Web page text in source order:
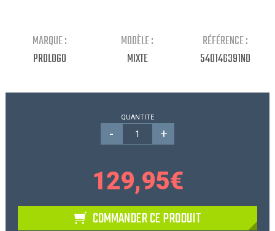
MARQUE :
PROLOGO
MODÈLE :
MIXTE
RÉFÉRENCE :
540146391ND
QUANTITE
- +
129,95€
COMMANDER CE PRODUIT